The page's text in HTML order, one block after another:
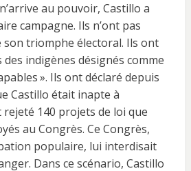
au pouvoir, Castillo a
campagne. Ils n’ont pas
triomphe électoral. Ils ont
indigènes désignés comme
». Ils ont déclaré depuis
Castillo était inapte à
140 projets de loi que
au Congrès. Ce Congrès,
populaire, lui interdisait
Dans ce scénario, Castillo